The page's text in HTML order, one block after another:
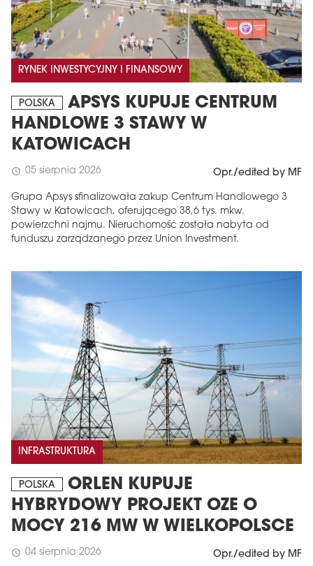
RYNEK INWESTYCYJNY I FINANSOWY
POLSKA
APSYS KUPUJE CENTRUM
HANDLOWE 3 STAWY W
KATOWICACH
schedule 05 sierpnia 2026 Opr./edited by MF
Grupa Apsys sfinalizowała zakup Centrum Handlowego 3
Stawy w Katowicach, oferującego 38,6 tys. mkw.
powierzchni najmu. Nieruchomość została nabyta od
funduszu zarządzanego przez Union Investment.
INFRASTRUKTURA
POLSKA
ORLEN KUPUJE
HYBRYDOWY PROJEKT OZE O
MOCY 216 MW W WIELKOPOLSCE
schedule 04 sierpnia 2026 Opr./edited by MF